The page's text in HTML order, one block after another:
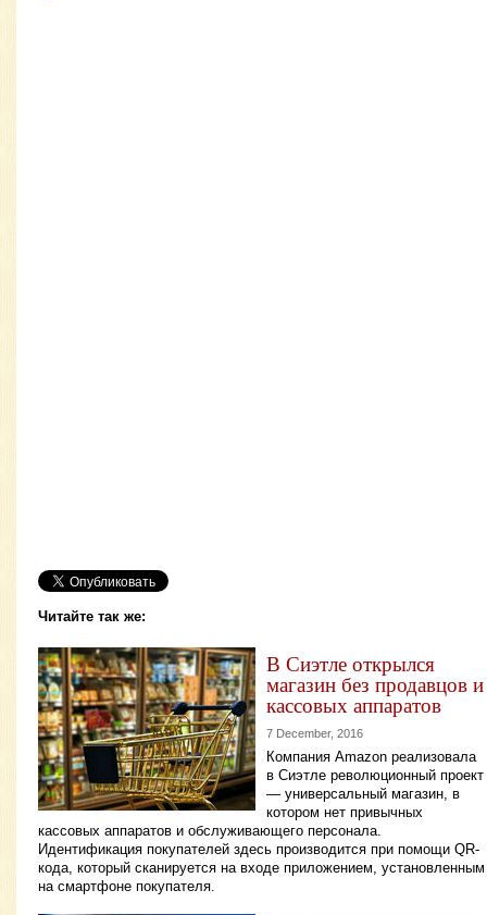
Читайте так же:
В Сиэтле открылся
магазин без продавцов и
кассовых аппаратов
7 December, 2016
Компания Amazon реализовала
в Сиэтле революционный проект
— универсальный магазин, в
котором нет привычных
кассовых аппаратов и обслуживающего персонала.
Идентификация покупателей здесь производится при помощи QR-
кода, который сканируется на входе приложением, установленным
на смартфоне покупателя.